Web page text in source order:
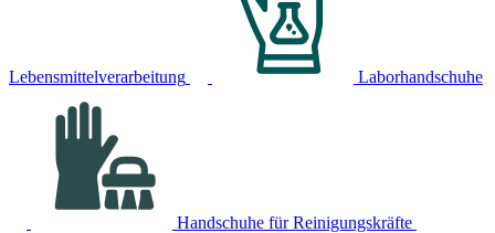
Lebensmittelverarbeitung Laborhandschuhe
Handschuhe für Reinigungskräfte